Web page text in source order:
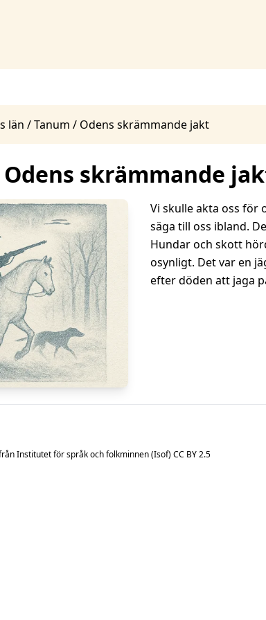
län /Tanum / Odens skrämmande jakt
Odens skrämmande
Vi skulle akta oss för
säga till oss ibland.
Hundar och skott
osynligt. Det var en
efter döden att jaga
Institutet för språk och folkminnen (Isof)CC BY 2.5